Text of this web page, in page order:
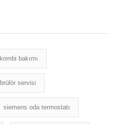
kombi bakımı
brülör servisi
siemens oda termostatı